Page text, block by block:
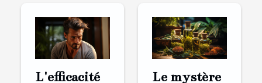
L'efficacité
Le mystère